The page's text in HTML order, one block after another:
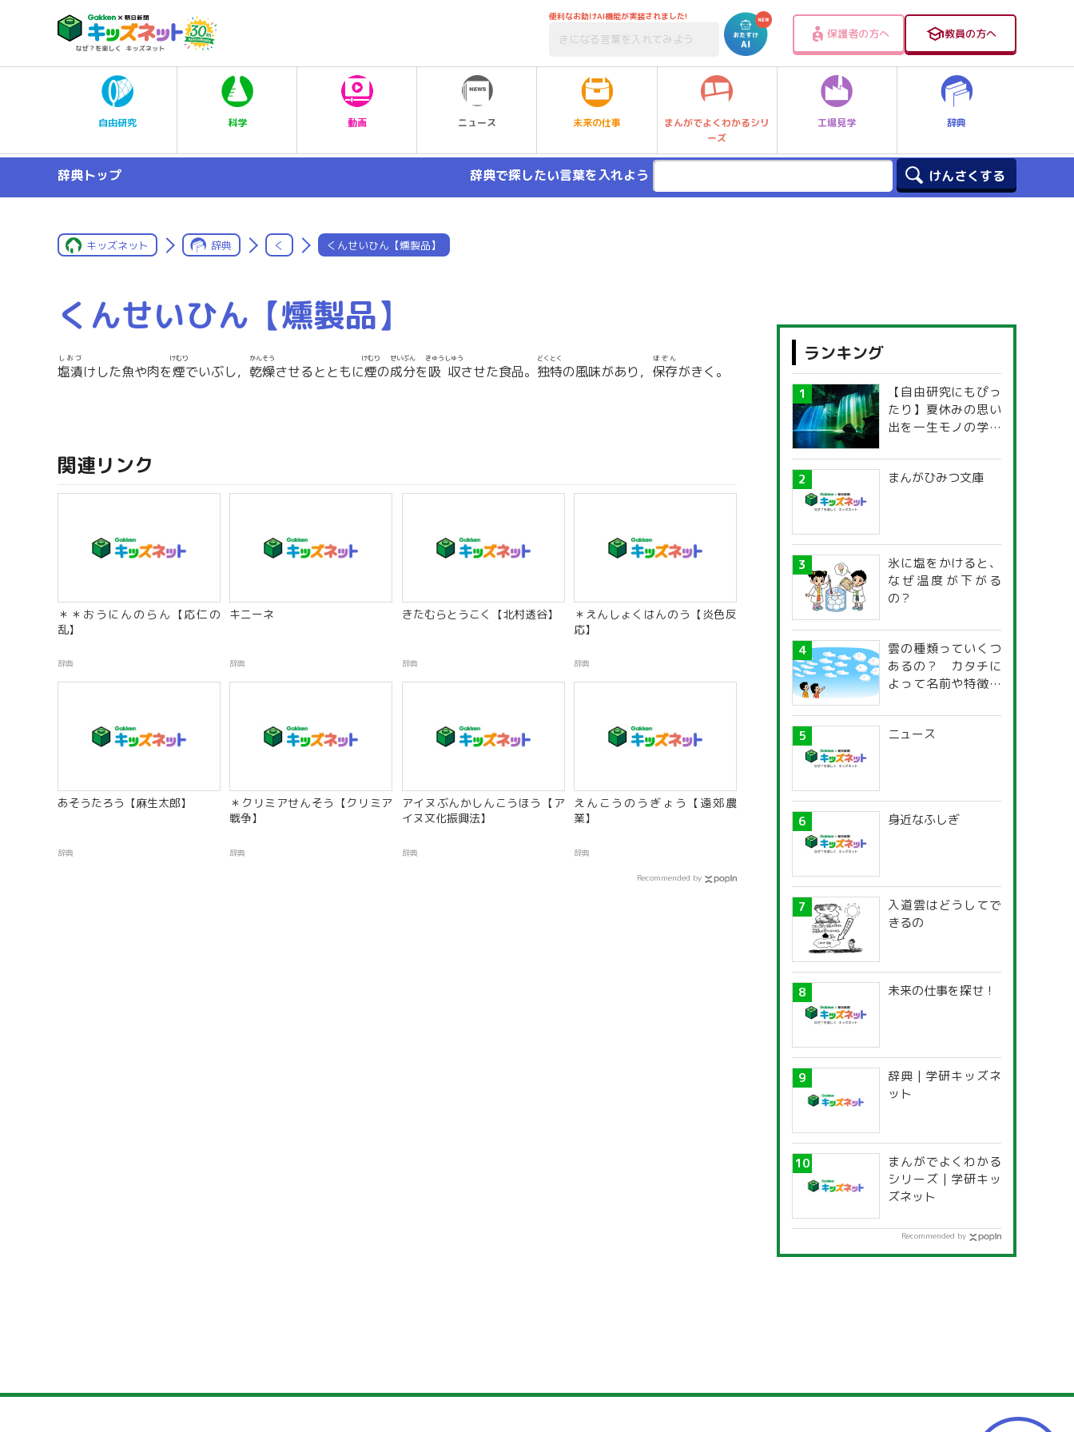
便利なお助けAI機能が実装されました!
保護者の方へ 教員の方へ
自由研究 科学 動画 ニュース 未来の仕事
まんがでよくわかるシリ
ーズ
工場見学 辞典
辞典トップ 辞典で探したい言葉を入れよう
キッズネット 辞典 く くんせいひん【燻製品】
くんせいひん【燻製品】
塩漬
しおづ
けした魚や肉を煙
けむり
でいぶし， 乾燥
かんそう
させるとともに煙
けむり
の成分
せいぶん
を吸収
きゅうしゅう
させた食品。 独特
どくとく
の風味があり， 保存
ほぞん
がきく。
関連リンク
＊＊おうにんのらん【応仁の
乱】
辞典
キニーネ
辞典
きたむらとうこく【北村透谷】
辞典
＊えんしょくはんのう【炎色反
応】
辞典
あそうたろう【麻生太郎】
辞典
＊クリミアせんそう【クリミア
戦争】
辞典
アイヌぶんかしんこうほう【ア
イヌ文化振興法】
辞典
えんこうのうぎょう【遠郊農
業】
辞典
Recommended by
ランキング
【自由研究にもぴっ
たり】夏休みの思い
出を一生モノの学び
探究ガイド
まんがひみつ文庫
氷に塩をかけると、
なぜ温度が下がる
の？
雲の種類っていくつ
あるの？ カタチに
よって名前や特徴が
ニュース
身近なふしぎ
入道雲はどうしてで
きるの
未来の仕事を探せ！
辞典 | 学研キッズネ
ット
まんがでよくわかる
シリーズ | 学研キッ
ズネット
Recommended by